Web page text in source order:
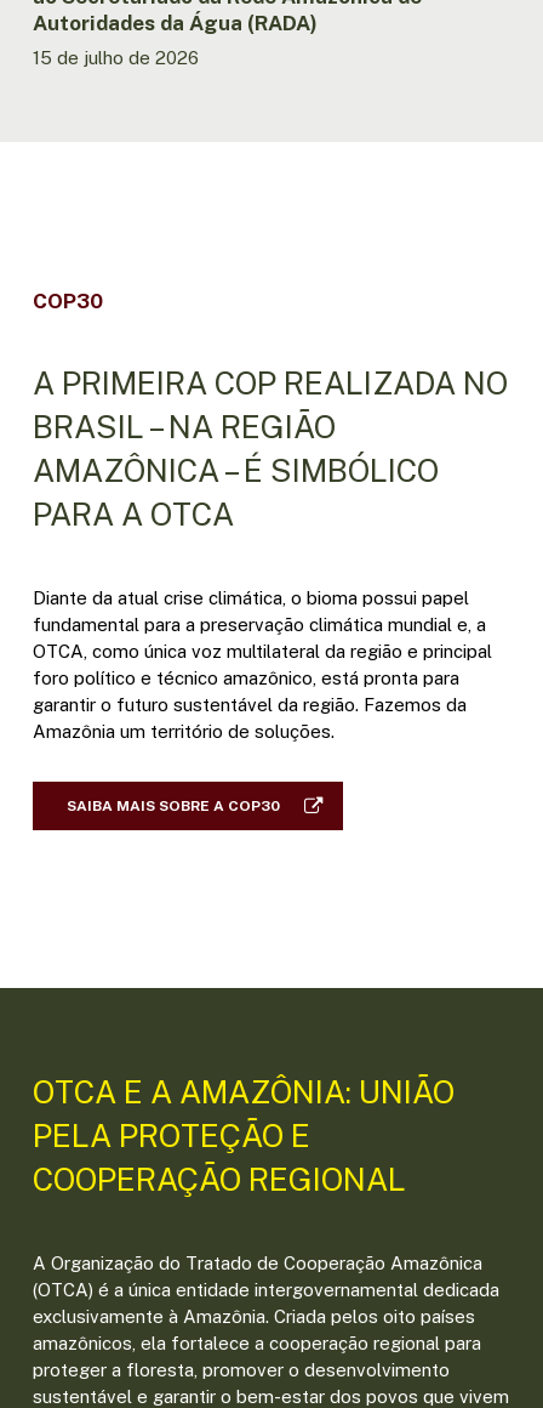
(RADA)
Autoridades da Água (RADA)
15 de julho de 2026
COP30
A PRIMEIRA COP REALIZADA NO
BRASIL – NA REGIÃO
AMAZÔNICA – É SIMBÓLICO
PARA A OTCA
Diante da atual crise climática, o bioma possui papel
fundamental para a preservação climática mundial e, a
OTCA, como única voz multilateral da região e principal
foro político e técnico amazônico, está pronta para
garantir o futuro sustentável da região. Fazemos da
Amazônia um território de soluções.
SAIBA MAIS SOBRE A COP30
OTCA E A AMAZÔNIA: UNIÃO
PELA PROTEÇÃO E
COOPERAÇÃO REGIONAL
A Organização do Tratado de Cooperação Amazônica
(OTCA) é a única entidade intergovernamental dedicada
exclusivamente à Amazônia. Criada pelos oito países
amazônicos, ela fortalece a cooperação regional para
proteger a floresta, promover o desenvolvimento
sustentável e garantir o bem-estar dos povos que vivem